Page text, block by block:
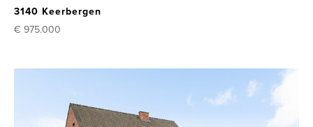
3140 Keerbergen
€ 975.000